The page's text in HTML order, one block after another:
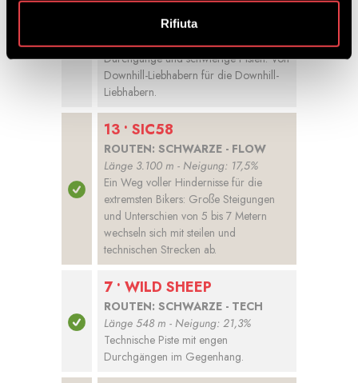
Rifiuta
Ein erstaunlicher rot-schwarzer Weg
durch Wälder, Büsche, mittelschwere
Durchgänge und schwierige Pisten. Von
Downhill-Liebhabern für die Downhill-
Liebhabern.
13 • SIC58
ROUTEN: SCHWARZE - FLOW
Länge 3.100 m - Neigung: 17,5%
Ein Weg voller Hindernisse für die
extremsten Bikers: Große Steigungen
und Unterschien von 5 bis 7 Metern
wechseln sich mit steilen und
technischen Strecken ab.
7 • WILD SHEEP
ROUTEN: SCHWARZE - TECH
Länge 548 m - Neigung: 21,3%
Technische Piste mit engen
Durchgängen im Gegenhang.